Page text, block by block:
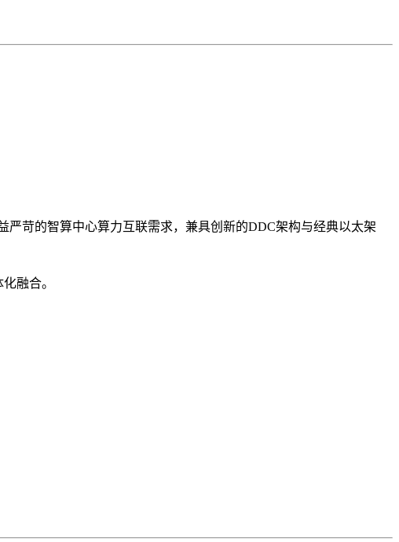
苛的智算中心算力互联需求，兼具创新的DDC架构与经典以太架
融合。